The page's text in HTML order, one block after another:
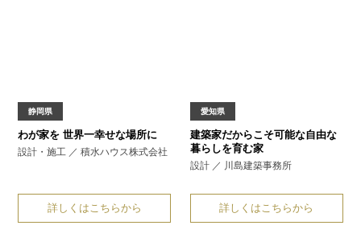
静岡県
わが家を世界一幸せな場所に
設計・施工 ／ 積水ハウス株式会社
詳しくはこちらから
愛知県
建築家だからこそ可能な自由な
暮らしを育む家
設計 ／ 川島建築事務所
詳しくはこちらから